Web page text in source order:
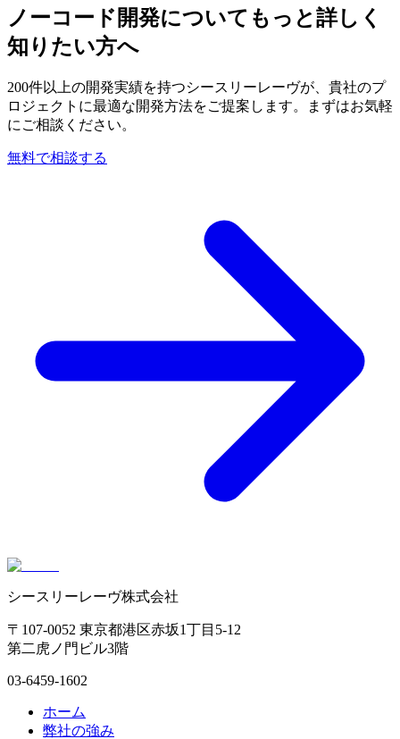
ノーコード開発についてもっと詳しく
知りたい方へ
200件以上の開発実績を持つシースリーレーヴが、貴社のプ
ロジェクトに最適な開発方法をご提案します。まずはお気軽
にご相談ください。
無料で相談する
シースリーレーヴ株式会社
〒107-0052 東京都港区赤坂1丁目5-12
第二虎ノ門ビル3階
03-6459-1602
ホーム
弊社の強み